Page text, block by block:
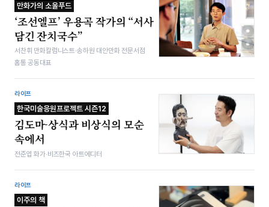
만화가의 소울푸드
‘조선엘프’ 우용곡 작가의 “서사
담긴 잔치국수”
서찬휘 만화칼럼니스트·송하원 대안만화 전문서점
홈통 공동대표
라이프
한국미술응원프로젝트 시즌12
김도마-상식과 비상식의 모순
속에서
전준엽 화가·비즈한국 아트에디터
라이프
이주의 책